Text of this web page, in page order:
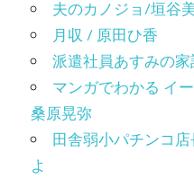
夫のカノジョ/垣谷
月収 / 原田ひ香
派遣社員あすみの
マンガでわかる イ
桑原晃弥
田舎弱小パチンコ
よ